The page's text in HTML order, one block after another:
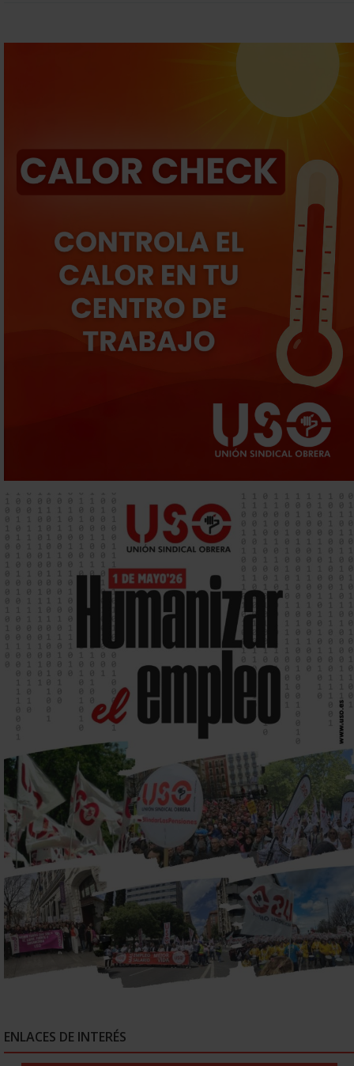
ENLACES DE INTERÉS